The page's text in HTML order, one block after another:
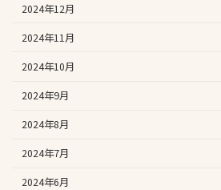
2024年12月
2024年11月
2024年10月
2024年9月
2024年8月
2024年7月
2024年6月